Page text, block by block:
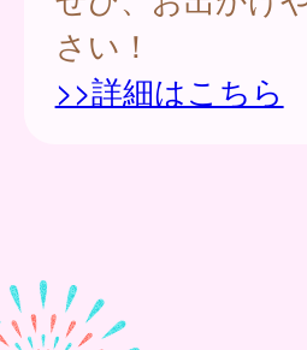
さい！
>>詳細はこちら